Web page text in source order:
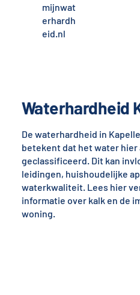
mijnwat
erhardh
eid.nl
Waterhardheid
De waterhardheid in
betekent dat het water hier
geclassificeerd. Dit kan
leidingen, huishoudelijke
waterkwaliteit. Lees hier
informatie over kalk en de
woning.